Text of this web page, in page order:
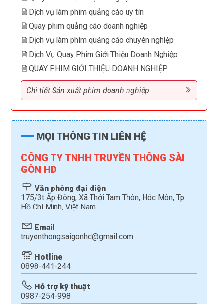
Dịch vụ làm phim quảng cáo uy tín
Quay phim quảng cáo doanh nghiệp
Dịch vụ làm phim quảng cáo chuyên nghiệp
Dịch Vụ Quay Phim Giới Thiệu Doanh Nghiệp
QUAY PHIM GIỚI THIỆU DOANH NGHIỆP
Chi tiết Sản xuất phim doanh nghiệp
MỌI THÔNG TIN LIÊN HỆ
CÔNG TY TNHH TRUYỀN THÔNG SÀI
GÒN HD
Văn phòng đại diện
175/3t Ấp Đông, Xã Thới Tam Thôn, Hóc Môn, Tp.
Hồ Chí Minh, Việt Nam
Email
truyenthongsaigonhd@gmail.com
Hotline
0898-441-244
Hỗ trợ kỹ thuật
0987-254-998